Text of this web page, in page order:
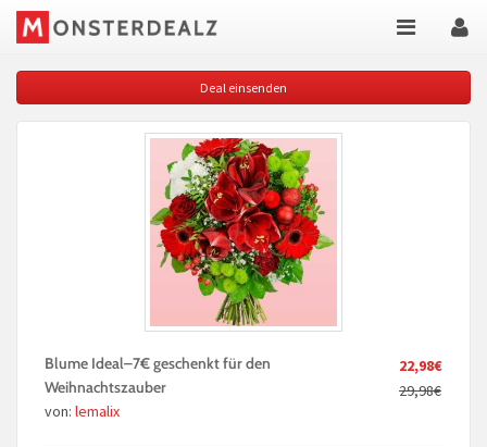
Deal einsenden
22,98€
29,98€
Blume Ideal–7€ geschenkt für den
Weihnachtszauber
von: lemalix